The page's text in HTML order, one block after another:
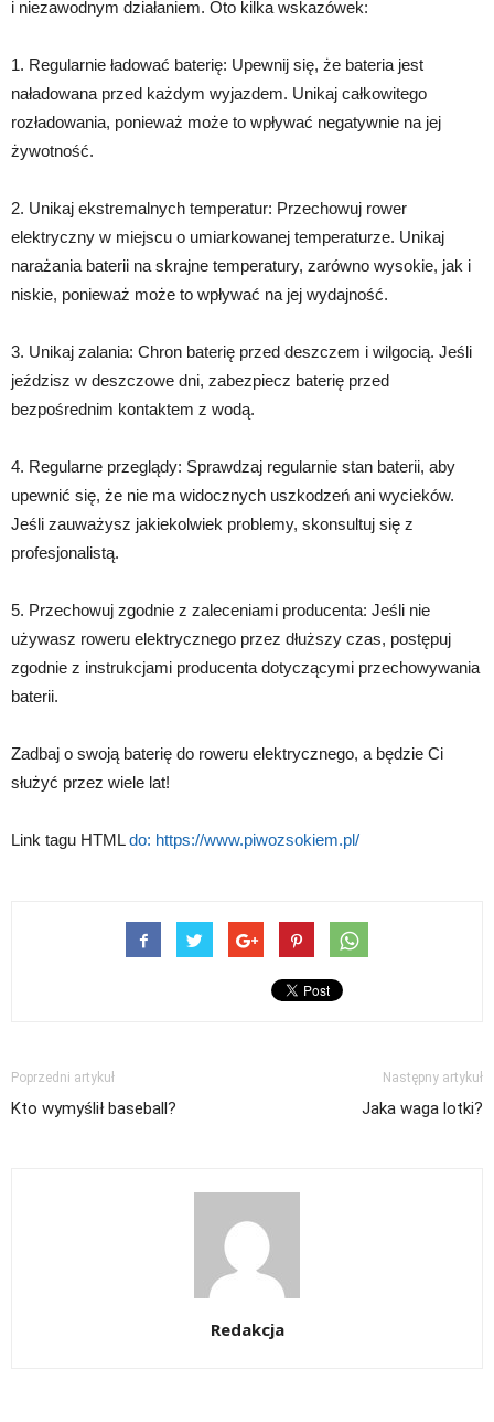
i niezawodnym działaniem. Oto kilka wskazówek:
1. Regularnie ładować baterię: Upewnij się, że bateria jest
naładowana przed każdym wyjazdem. Unikaj całkowitego
rozładowania, ponieważ może to wpływać negatywnie na jej
żywotność.
2. Unikaj ekstremalnych temperatur: Przechowuj rower
elektryczny w miejscu o umiarkowanej temperaturze. Unikaj
narażania baterii na skrajne temperatury, zarówno wysokie, jak i
niskie, ponieważ może to wpływać na jej wydajność.
3. Unikaj zalania: Chron baterię przed deszczem i wilgocią. Jeśli
jeździsz w deszczowe dni, zabezpiecz baterię przed
bezpośrednim kontaktem z wodą.
4. Regularne przeglądy: Sprawdzaj regularnie stan baterii, aby
upewnić się, że nie ma widocznych uszkodzeń ani wycieków.
Jeśli zauważysz jakiekolwiek problemy, skonsultuj się z
profesjonalistą.
5. Przechowuj zgodnie z zaleceniami producenta: Jeśli nie
używasz roweru elektrycznego przez dłuższy czas, postępuj
zgodnie z instrukcjami producenta dotyczącymi przechowywania
baterii.
Zadbaj o swoją baterię do roweru elektrycznego, a będzie Ci
służyć przez wiele lat!
Link tagu HTMLdo: https://www.piwozsokiem.pl/
Poprzedni artykuł
Kto wymyślił baseball?
Następny artykuł
Jaka waga lotki?
Redakcja